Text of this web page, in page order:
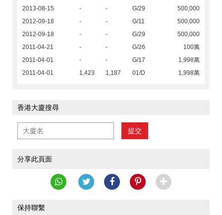
2013-08-15
- - G/29
500,000
2012-09-18
- - G/11
500,000
2012-09-18
- - G/29
500,000
2011-04-21
- - G/26
100萬
2011-04-01
- - G/17
1,998萬
2011-04-01
1,423 1,187 01/D 1,998萬
香港大廈搜尋
提交
分享此頁面
保持聯繫